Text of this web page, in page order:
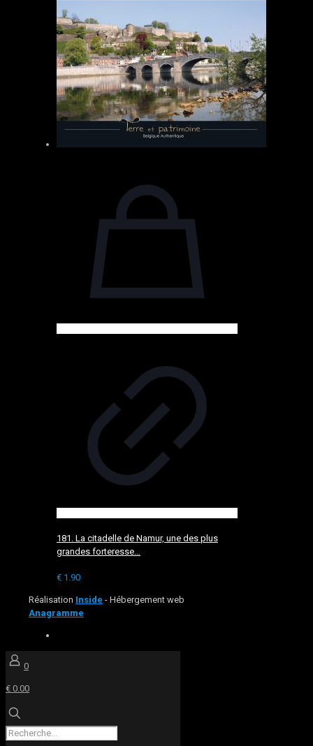
181. La citadelle de Namur, une des plus
grandes forteresse…
€ 1.90
Réalisation Inside - Hébergement web
Anagramme
0
€ 0.00